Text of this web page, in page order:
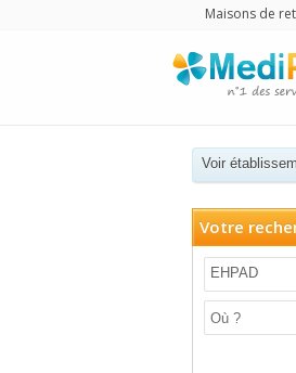
Maisons de
Voir
Votre
EHPAD